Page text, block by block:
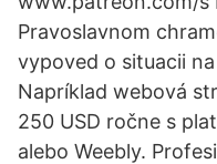
Pravoslavnom
vypoved o situacii
Napríklad webová
250 USD ročne s
alebo Weebly.